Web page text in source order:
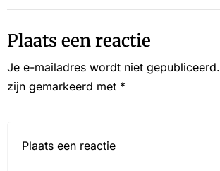
Plaats een reactie
Je e-mailadres wordt niet gepubliceerd.
zijn gemarkeerd met *